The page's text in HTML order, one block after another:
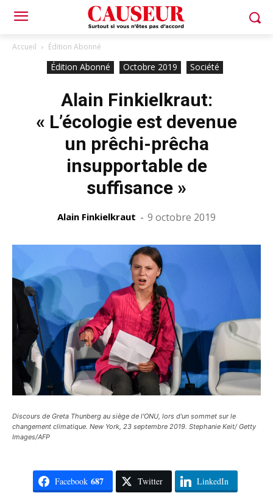
Accueil Édition Abonné
Édition Abonné Octobre 2019 Société
Alain Finkielkraut:
« L’écologie est devenue
un prêchi-prêcha
insupportable de
suffisance »
Alain Finkielkraut - 9 octobre 2019
Discours de Greta Thunberg au siège de l'ONU, lors d'un sommet sur le
changement climatique. New York, 23 septembre 2019. Stephanie Keit/ Getty
Images/AFP
Facebook 687 Twitter LinkedIn